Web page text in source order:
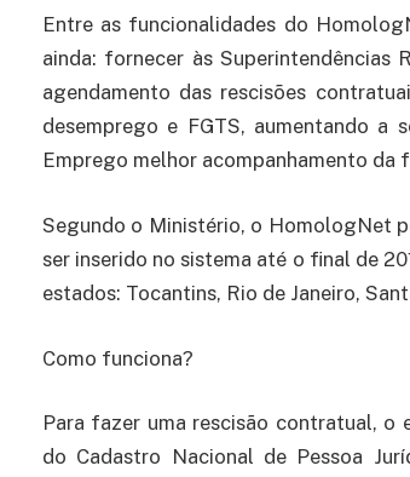
Entre as funcionalidades do
ainda: fornecer às
agendamento das rescisões
desemprego e FGTS, aumentando
Emprego melhor acompanhamento
Segundo o Ministério, o HomologNet
ser inserido no sistema até o final de
estados: Tocantins, Rio de Janeiro,
Como funciona?
Para fazer uma rescisão contratual, o
do Cadastro Nacional de Pessoa